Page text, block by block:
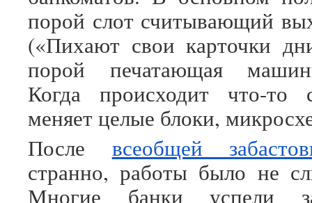
порой слот считывающий
(«Пихают свои карточки
порой печатающая
Когда происходит что-то
меняет целые блоки,
После всеобщей
странно, работы было не
Многие банки успели